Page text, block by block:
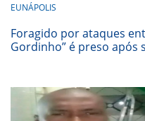
EUNÁPOLIS
Foragido por ataques
Gordinho” é preso após